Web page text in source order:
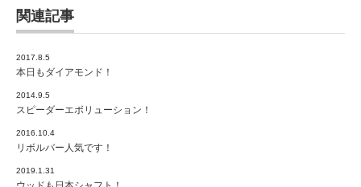
関連記事
2017.8.5
本日もダイアモンド！
2014.9.5
スピーダーエボリューション！
2016.10.4
リボルバー人気です！
2019.1.31